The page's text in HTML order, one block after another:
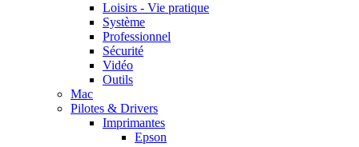
Loisirs - Vie pratique
Système
Professionnel
Sécurité
Vidéo
Outils
Mac
Pilotes & Drivers
Imprimantes
Epson